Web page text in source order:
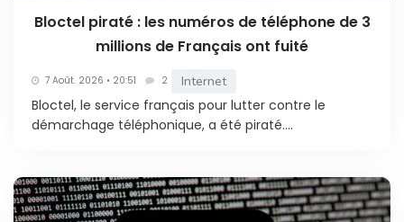
Bloctel piraté : les numéros de téléphone de 3
millions de Français ont fuité
7 Août. 2026 • 20:51 2 Internet
Bloctel, le service français pour lutter contre le
démarchage téléphonique, a été piraté....